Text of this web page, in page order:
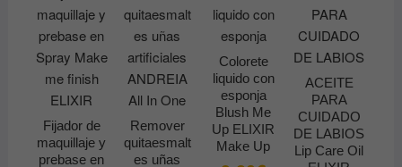
opciones
se
pueden
elegir
en
página
de
Fijador de
maquillaje y
prebase en
Remover
quitaesmalt
es uñas
Colorete
liquido con
esponja
Blush Me
Up ELIXIR
Make Up
ACEITE
PARA
CUIDADO
DE LABIOS
Lip Care Oil